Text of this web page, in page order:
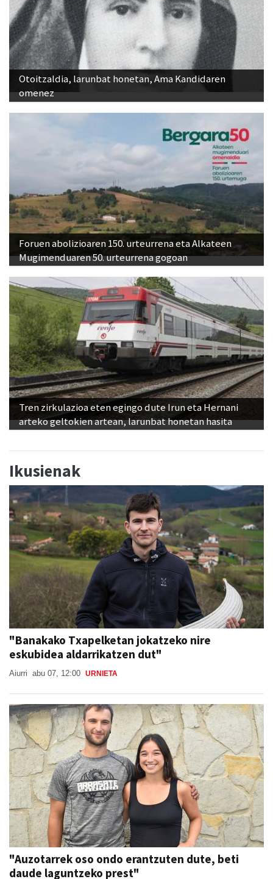
Otoitzaldia, larunbat honetan, Ama Kandidaren
omenez
Foruen abolizioaren 150. urteurrena eta Alkateen
Mugimenduaren 50. urteurrena gogoan
Tren zirkulazioa eten egingo dute Irun eta Hernani
arteko geltokien artean, larunbat honetan hasita
Ikusienak
"Banakako Txapelketan jokatzeko nire
eskubidea aldarrikatzen dut"
Aiurri abu 07, 12:00 URNIETA
"Auzotarrek oso ondo erantzuten dute, beti
daude laguntzeko prest"